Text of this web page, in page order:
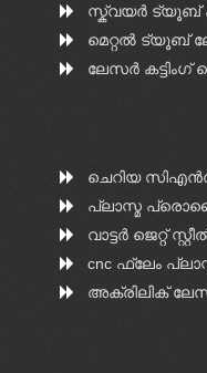
സ്ക്വയർ ട്യൂബ്
മെറ്റൽ ട്യൂബ്
ലേസർ കട്ടിംഗ്
ചെറിയ
പ്ലാസ്മ
വാട്ടർ ജെറ്റ്
cnc ഫ്ലേം
അക്രിലിക്